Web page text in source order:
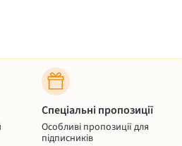
Спеціальні пропозиції
Особливі пропозиції для
підписників